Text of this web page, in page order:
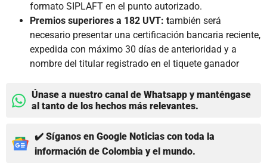
formato SIPLAFT en el punto autorizado.
Premios superiores a 182 UVT: también será
necesario presentar una certificación bancaria reciente,
expedida con máximo 30 días de anterioridad y a
nombre del titular registrado en el tiquete ganador
Únase a nuestro canal de Whatsapp y manténgase
al tanto de los hechos más relevantes.
✔️ Síganos en Google Noticias con toda la
información de Colombia y el mundo.